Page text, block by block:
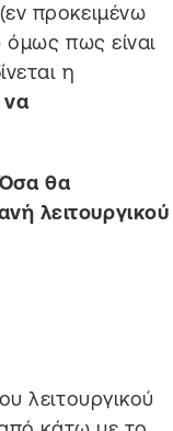
(εν προκειμένω
όμως πως είναι
η
να
θα
λειτουργικού
λειτουργικού